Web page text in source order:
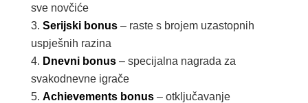
sve novčiće
Serijski bonus– raste s brojem uzastopnih
uspješnih razina
Dnevni bonus– specijalna nagrada za
svakodnevne igrače
Achievements bonus– otključavanje